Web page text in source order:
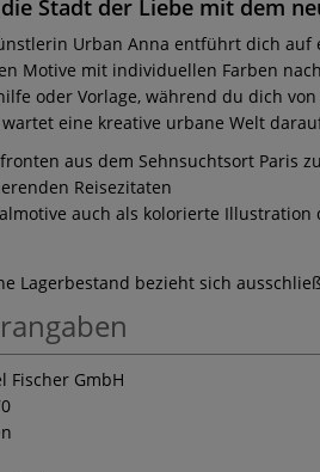
Stadt der Liebe mit dem
Urban Anna entführt dich auf
Motive mit individuellen Farben
oder Vorlage, während du dich
eine kreative urbane Welt
aus dem Sehnsuchtsort Paris
Reisezitaten
auch als kolorierte
Lagerbestand bezieht sich
Fischer GmbH